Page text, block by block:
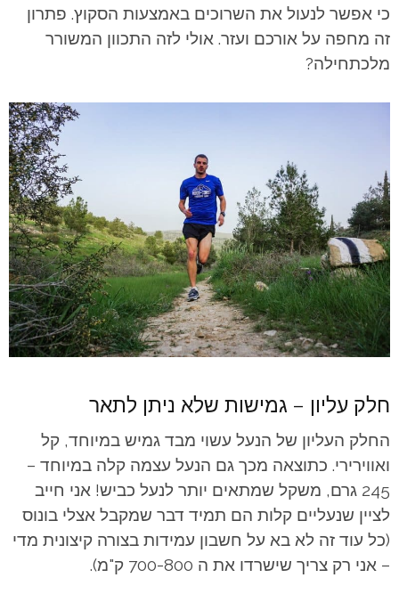
כי אפשר לנעול את השרוכים באמצעות הסקוץ. פתרון
זה מחפה על אורכם ועזר. אולי לזה התכוון המשורר
מלכתחילה?
חלק עליון – גמישות שלא ניתן לתאר
החלק העליון של הנעל עשוי מבד גמיש במיוחד, קל
ואווירירי. כתוצאה מכך גם הנעל עצמה קלה במיוחד –
245 גרם, משקל שמתאים יותר לנעל כביש! אני חייב
לציין שנעליים קלות הם תמיד דבר שמקבל אצלי בונוס
(כל עוד זה לא בא על חשבון עמידות בצורה קיצונית מדי
– אני רק צריך שישרדו את ה 700-800 ק"מ).